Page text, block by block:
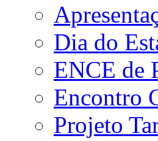
Dia do
ENCE de
Encontro
Projeto